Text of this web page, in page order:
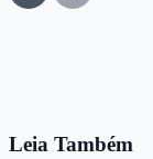
Leia Também